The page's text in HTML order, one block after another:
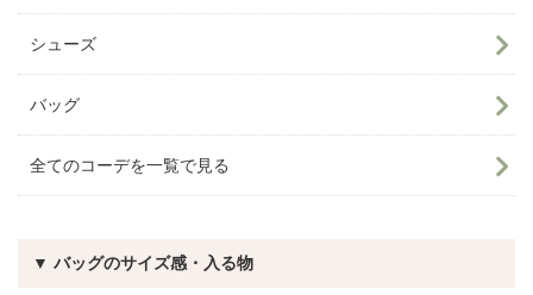
シューズ
バッグ
全てのコーデを一覧で見る
▼ バッグのサイズ感・入る物